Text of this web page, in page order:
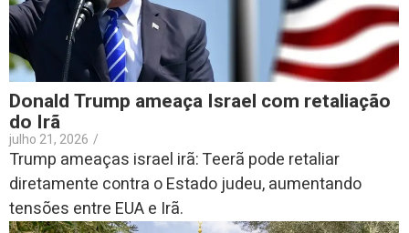
Donald Trump ameaça Israel com retaliação
do Irã
julho 21, 2026 /
Trump ameaças israel irã: Teerã pode retaliar
diretamente contra o Estado judeu, aumentando
tensões entre EUA e Irã.